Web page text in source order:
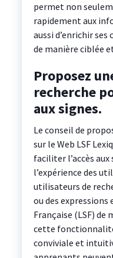
permet non
rapidement aux
aussi d’enrichir
de manière ciblée
Proposez
recherche
aux signes.
Le conseil de
sur le Web LSF
faciliter l’accès
l’expérience des
utilisateurs de
ou des expressions
Française (LSF) de
cette
conviviale et